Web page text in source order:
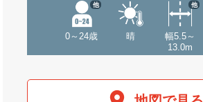
0～24歳
他
晴
幅5.5～
13.0m
他